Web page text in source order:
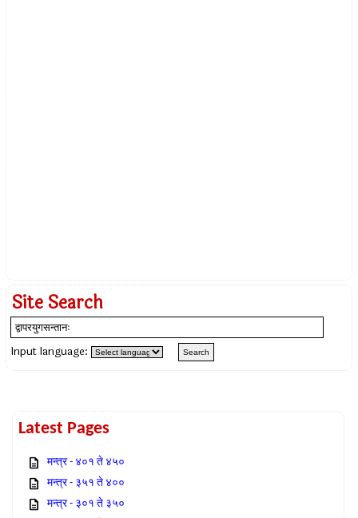
Site Search
Input language:
Latest Pages
मन्त्र - ४०१ ते ४५०
मन्त्र - ३५१ ते ४००
मन्त्र - ३०१ ते ३५०